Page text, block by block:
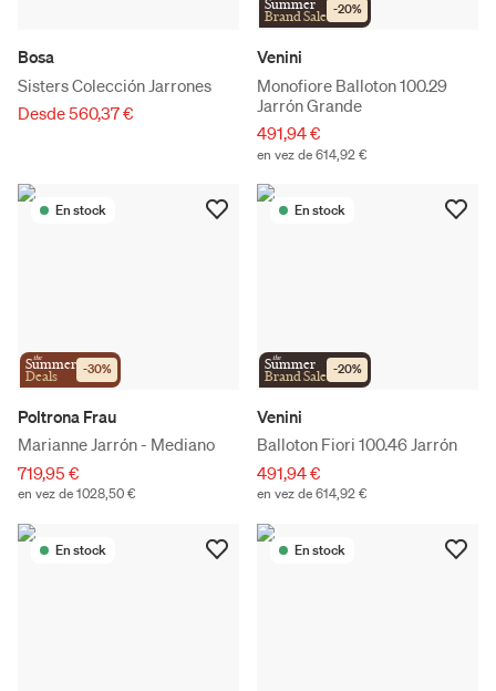
Bosa
Sisters Colección Jarrones
Desde 560,37 €
Summer
Brand Sale -20%
Venini
Monofiore Balloton 100.29
Jarrón Grande
491,94 €
en vez de 614,92 €
En stock
the
Summer
Deals -30%
Poltrona Frau
Marianne Jarrón - Mediano
719,95 €
en vez de 1028,50 €
En stock
the
Summer
Brand Sale -20%
Venini
Balloton Fiori 100.46 Jarrón
491,94 €
en vez de 614,92 €
En stock En stock